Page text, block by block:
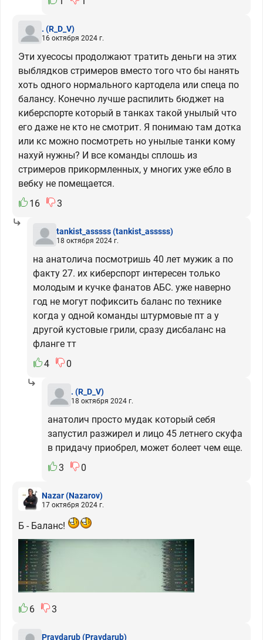
. (R_D_V)
16 октября 2024 г.
Эти хуесосы продолжают тратить деньги на этих
выблядков стримеров вместо того что бы нанять
хоть одного нормального картодела или спеца по
балансу. Конечно лучше распилить бюджет на
киберспорте который в танках такой унылый что
его даже не кто не смотрит. Я понимаю там дотка
или кс можно посмотреть но унылые танки кому
нахуй нужны? И все команды сплошь из
стримеров прикормленных, у многих уже ебло в
вебку не помещается.
16
3
tankist_asssss(tankist_asssss)
18 октября 2024 г.
на анатолича посмотришь 40 лет мужик а по
факту 27. их киберспорт интересен только
молодым и кучке фанатов АБС. уже наверно
год не могут пофиксить баланс по технике
когда у одной команды штурмовые пт а у
другой кустовые грили, сразу дисбаланс на
фланге тт
4
0
. (R_D_V)
18 октября 2024 г.
анатолич просто мудак который себя
запустил разжирел и лицо 45 летнего скуфа
в придачу приобрел, может болеет чем еще.
3
0
Nazar(Nazarov)
17 октября 2024 г.
Б - Баланс!
6 3
Pravdarub(Pravdarub)